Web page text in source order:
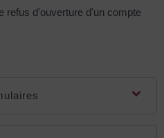
refus d'ouverture d'un compte